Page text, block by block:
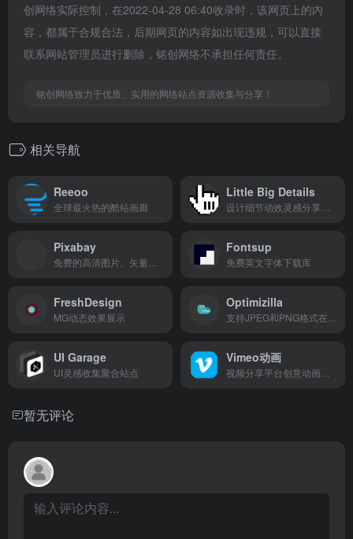
创网络实际控制，在2022-04-28 06:40收录时，该网页上的内
容，都属于合规合法，后期网页的内容如出现违规，可以直接
联系网站管理员进行删除，铭创网络不承担任何责任。
铭创网络致力于优质、实用的网络站点资源收集与分享！
相关导航
Reeoo
全球最火热的酷站画廊
Little Big Details
设计细节动效灵感分享网站
Pixabay
免费的高清图片、矢量图片、艺术插花
Fontsup
免费英文字体下载库
FreshDesign
MG动态效果展示
Optimizilla
支持JPEG和PNG格式在线压缩工具
UI Garage
UI灵感收集聚合站点
Vimeo动画
视频分享平台创意动画频道[需要翻墙]
暂无评论